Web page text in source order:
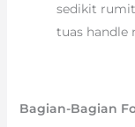
sedikit
tuas handle
Bagian-Bagian